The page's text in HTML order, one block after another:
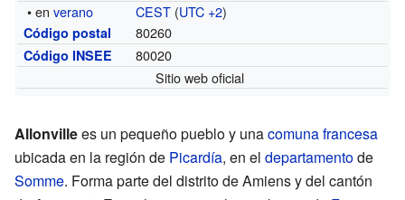
• enverano CEST (UTC +2)
Código postal 80260
Código INSEE
80020
Sitio web oficial
Allonvillees un pequeño pueblo y unacomuna francesa
ubicada en la región de Picardía, en el departamentode
Somme. Forma parte del distrito de Amiens y del cantón